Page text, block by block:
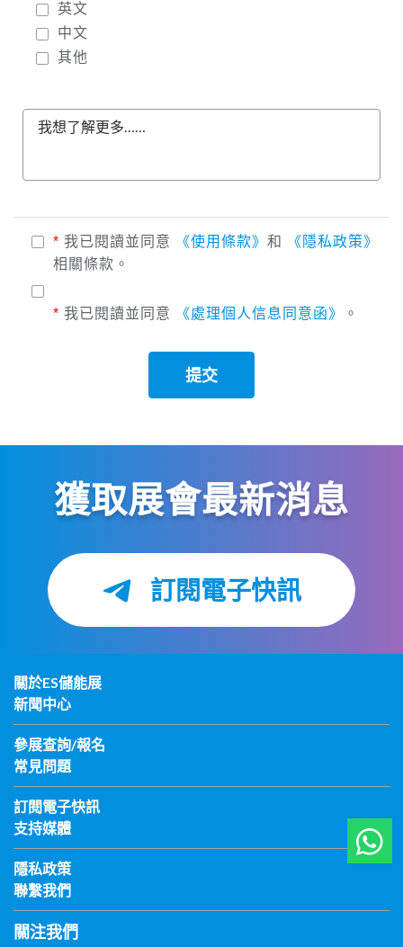
英文
中文
其他
我想了解更多……
* 我已閱讀並同意 《使用條款》 和
《隱私政策》
相關條款。
* 我已閱讀並同意 《處理個人信息同意函》 。
提交
獲取展會最新消息
訂閱電子快訊
關於ES儲能展
新聞中心
參展查詢/報名
常見問題
訂閱電子快訊
支持媒體
隱私政策
聯繫我們
關注我們